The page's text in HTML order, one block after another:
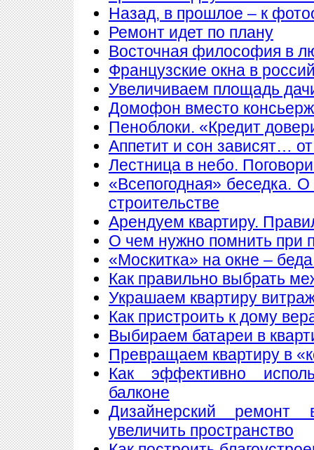
Назад, в прошлое – к
Ремонт идет по плану
Восточная философия в
Французские окна в
Увеличиваем площадь
Домофон вместо
Пеноблоки. «Кредит
Аппетит и сон зависят…
Лестница в небо.
«Всепогодная» беседка.
строительстве
Арендуем квартиру.
О чем нужно помнить при
«Москитка» на окне –
Как правильно выбрать
Украшаем квартиру
Как пристроить к дому
Выбираем батареи в
Превращаем квартиру в
Как эффективно
балконе
Дизайнерский
увеличить пространство